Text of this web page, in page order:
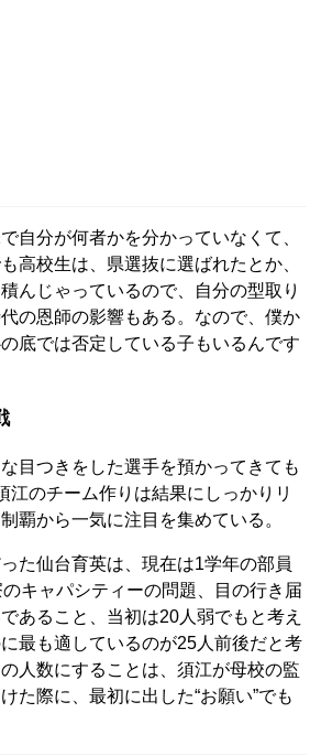
自分が何者かを分かっていなくて、
高校生は、県選抜に選ばれたとか、
んじゃっているので、自分の型取り
の恩師の影響もある。なので、僕か
底では否定している子もいるんです
目つきをした選手を預かってきても
江のチーム作りは結果にしっかりリ
覇から一気に注目を集めている。
た仙台育英は、現在は1学年の部員
キャパシティーの問題、目の行き届
あること、当初は20人弱でもと考え
最も適しているのが25人前後だと考
人数にすることは、須江が母校の監
た際に、最初に出した“お願い”でも